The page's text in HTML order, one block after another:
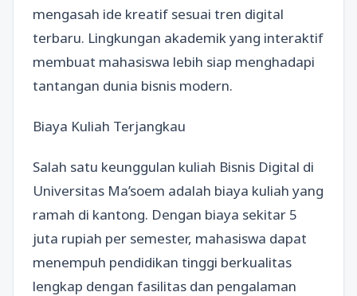
mengasah ide kreatif sesuai tren digital
terbaru. Lingkungan akademik yang interaktif
membuat mahasiswa lebih siap menghadapi
tantangan dunia bisnis modern.
Biaya Kuliah Terjangkau
Salah satu keunggulan kuliah Bisnis Digital di
Universitas Ma’soem adalah biaya kuliah yang
ramah di kantong. Dengan biaya sekitar 5
juta rupiah per semester, mahasiswa dapat
menempuh pendidikan tinggi berkualitas
lengkap dengan fasilitas dan pengalaman